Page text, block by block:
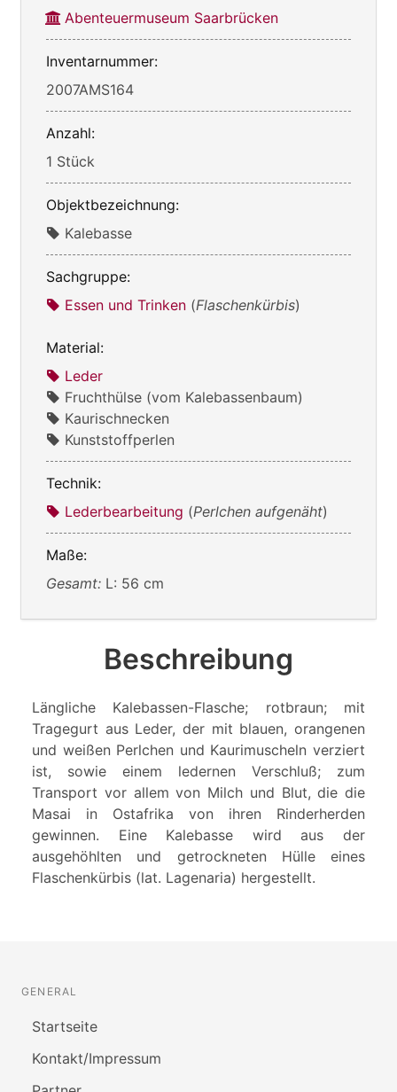
Abenteuermuseum Saarbrücken
Inventarnummer:
2007AMS164
Anzahl:
1 Stück
Objektbezeichnung:
Kalebasse
Sachgruppe:
Essen und Trinken (Flaschenkürbis)
Material:
Leder
Fruchthülse (vom Kalebassenbaum)
Kaurischnecken
Kunststoffperlen
Technik:
Lederbearbeitung (Perlchen aufgenäht)
Maße:
Gesamt: L: 56 cm
Beschreibung
Längliche Kalebassen-Flasche; rotbraun; mit
Tragegurt aus Leder, der mit blauen, orangenen
und weißen Perlchen und Kaurimuscheln verziert
ist, sowie einem ledernen Verschluß; zum
Transport vor allem von Milch und Blut, die die
Masai in Ostafrika von ihren Rinderherden
gewinnen. Eine Kalebasse wird aus der
ausgehöhlten und getrockneten Hülle eines
Flaschenkürbis (lat. Lagenaria) hergestellt.
GENERAL
Startseite
Kontakt/Impressum